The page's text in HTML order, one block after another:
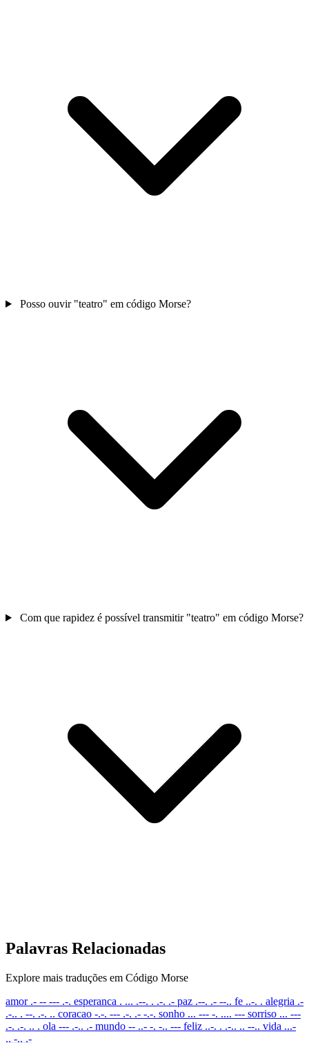
Posso ouvir "teatro" em código Morse?
Com que rapidez é possível transmitir "teatro" em código Morse?
Palavras Relacionadas
Explore mais traduções em Código Morse
amor .- -- --- .-. esperanca . ... .--. . .-. .- paz .--. .- --.. fe ..-. . alegria .-
.-.. . --. .-. .. coracao -.-. --- .-. .- -.-. sonho ... --- -. .... --- sorriso ... ---
.-. .-. .. . ola --- .-.. .- mundo -- ..- -. -.. --- feliz ..-. . .-.. .. --.. vida ...-
.. -.. .-